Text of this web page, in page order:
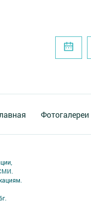
Фотогалереи